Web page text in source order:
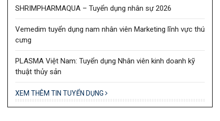
SHRIMPHARMAQUA – Tuyển dụng nhân sự 2026
Vemedim tuyển dụng nam nhân viên Marketing lĩnh vực thú
cưng
PLASMA Việt Nam: Tuyển dụng Nhân viên kinh doanh kỹ
thuật thủy sản
XEM THÊM TIN TUYỂN DỤNG